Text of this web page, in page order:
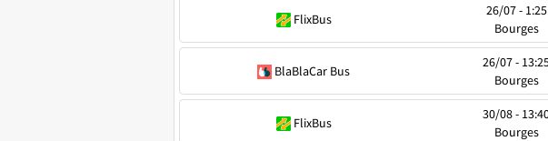
FlixBus
26/07 - 1:25
Bourges
BlaBlaCar Bus
26/07 -
Bourges
FlixBus
30/08 -
Bourges